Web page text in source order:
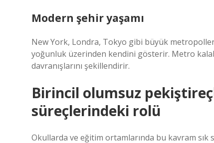
Modern şehir yaşamı
New York, Londra, Tokyo gibi büyük
yoğunluk üzerinden kendini gösterir. Metro
davranışlarını şekillendirir.
Birincil olumsuz
süreçlerindeki rolü
Okullarda ve eğitim ortamlarında bu kavram sık